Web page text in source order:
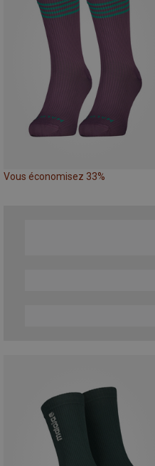
Vous économisez 33%